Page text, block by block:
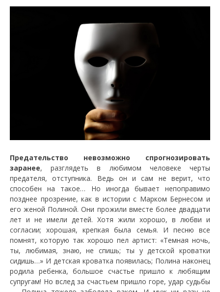
Предательство невозможно спрогнозировать
заранее, разглядеть в любимом человеке черты
предателя, отступника. Ведь он и сам не верит, что
способен на такое… Но иногда бывает непоправимо
позднее прозрение, как в истории с Марком Бернесом и
его женой Полиной. Они прожили вместе более двадцати
лет и не имели детей. Хотя жили хорошо, в любви и
согласии; хорошая, крепкая была семья. И песню все
помнят, которую так хорошо пел артист: «Темная ночь,
ты, любимая, знаю, не спишь; ты у детской кроватки
сидишь…» И детская кроватка появилась; Полина наконец
родила ребенка, большое счастье пришло к любящим
супругам! Но вслед за счастьем пришло горе, удар судьбы